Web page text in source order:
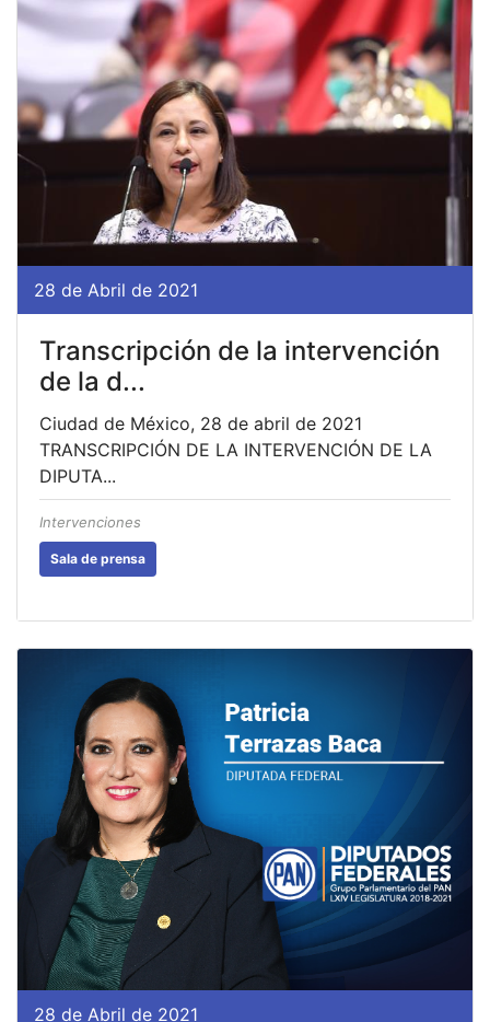
28 de Abril de 2021
Transcripción de la intervención
de la d...
Ciudad de México, 28 de abril de 2021
TRANSCRIPCIÓN DE LA INTERVENCIÓN DE LA
DIPUTA...
Intervenciones
Sala de prensa
28 de Abril de 2021